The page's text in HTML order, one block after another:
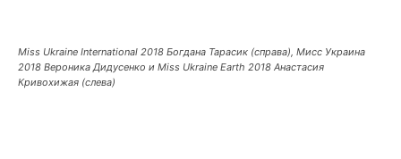
Miss Ukraine International 2018 Богдана Тарасик (справа), Мисс Украина
2018 Вероника Дидусенко и Miss Ukraine Earth 2018 Анастасия
Кривохижая (слева)